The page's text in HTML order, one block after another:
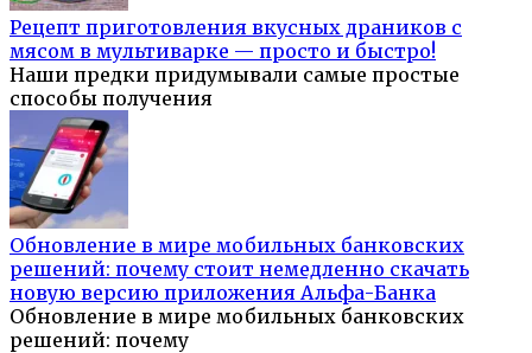
Рецепт приготовления вкусных драников с
мясом в мультиварке — просто и быстро!
Наши предки придумывали самые простые
способы получения
Обновление в мире мобильных банковских
решений: почему стоит немедленно скачать
новую версию приложения Альфа-Банка
Обновление в мире мобильных банковских
решений: почему